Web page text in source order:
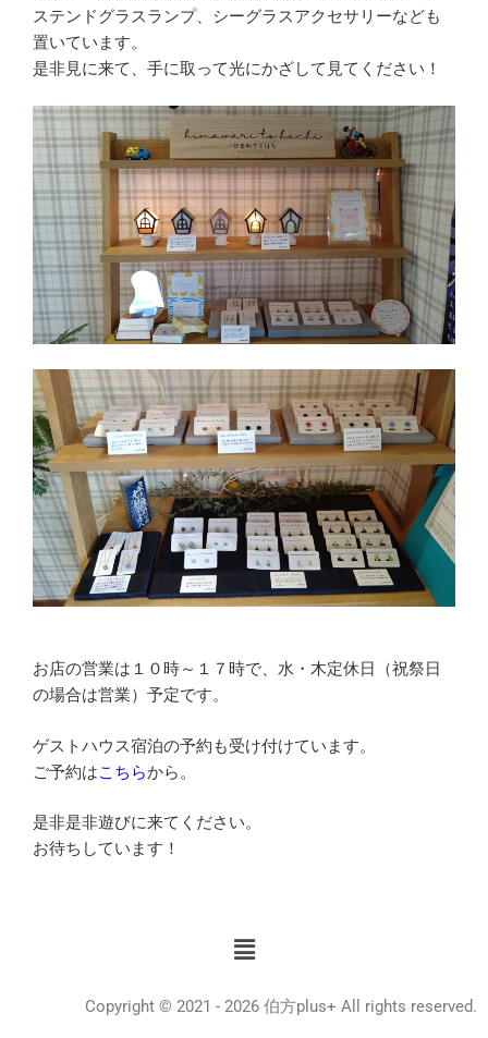
ステンドグラスランプ、シーグラスアクセサリーなども
置いています。
是非見に来て、手に取って光にかざして見てください！
お店の営業は１０時～１７時で、水・木定休日（祝祭日
の場合は営業）予定です。
ゲストハウス宿泊の予約も受け付けています。
ご予約はこちらから。
是非是非遊びに来てください。
お待ちしています！
Copyright © 2021 - 2026 伯方plus+ All rights reserved.